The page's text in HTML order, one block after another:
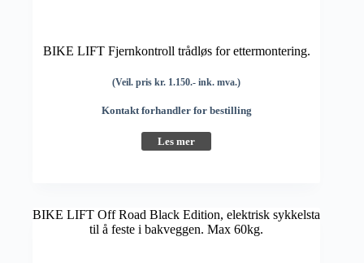
BIKE LIFT Fjernkontroll trådløs for ettermontering.
(Veil. pris kr. 1.150.- ink. mva.)
Kontakt forhandler for bestilling
Les mer